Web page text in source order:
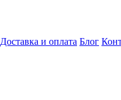
Доставка и оплата Блог